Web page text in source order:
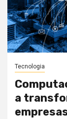
Tecnologia
a